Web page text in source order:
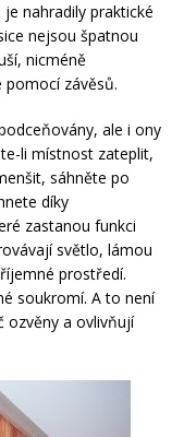
nahradily praktické
nejsou špatnou
nicméně
pomocí závěsů.
ale i ony
li místnost zateplit,
sáhněte po
díky
zastanou funkci
světlo, lámou
prostředí.
soukromí. A to není
ozvěny a ovlivňují